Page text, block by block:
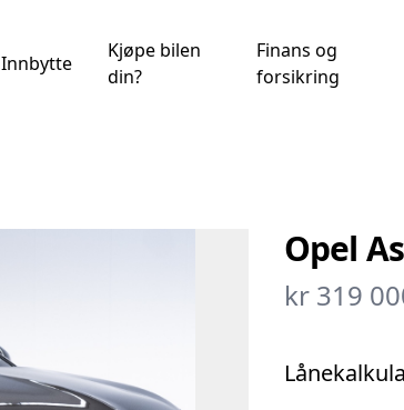
Innbytte
Kjøpe bilen
din?
Finans og
forsikring
Opel
kr 319